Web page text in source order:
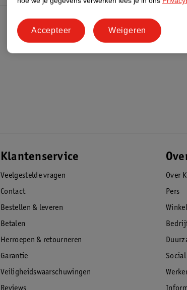
Klantenservice
Veelgestelde vragen
Contact
Bestellen & leveren
Betalen
Herroepen & retourneren
Garantie
Veiligheidswaarschuwingen
Over
Pers
Weigeren
Accepteer